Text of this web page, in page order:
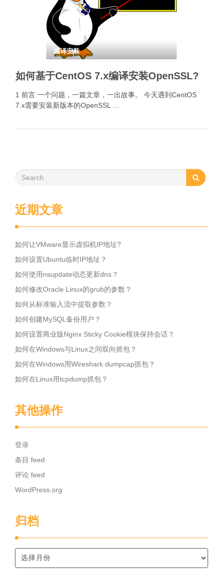
编译安装
如何基于CentOS 7.x编译安装OpenSSL?
1 前言 一个问题，一篇文章，一出故事。 今天遇到CentOS
7.x需要安装新版本的OpenSSL …
近期文章
如何让VMware显示虚拟机IP地址?
如何设置Ubuntu临时IP地址？
如何使用nsupdate动态更新dns？
如何修改Oracle Linux的grub的参数？
如何从标准输入流中提取参数？
如何创建MySQL备份用户？
如何设置商业版Nginx Sticky Cookie模块保持会话？
如何在Windows与Linux之间双向抓包？
如何在Windows用Wireshark dumpcap抓包？
如何在Linux用tcpdump抓包？
其他操作
登录
条目 feed
评论 feed
WordPress.org
归档